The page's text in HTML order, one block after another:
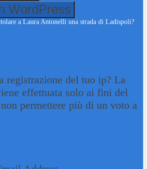
WordPress
a Laura Antonelli una strada di Ladispoli?
registrazione del tuo ip? La
effettuata solo ai fini del
permettere più di un voto a